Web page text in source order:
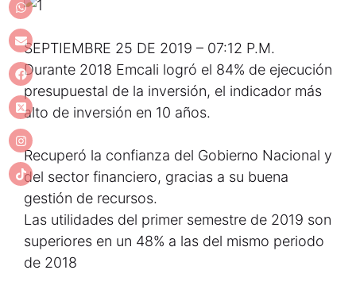
SEPTIEMBRE 25 DE 2019 – 07:12 P.M.
Durante 2018 Emcali logró el 84% de ejecución
presupuestal de la inversión, el indicador más
alto de inversión en 10 años.
Recuperó la confianza del Gobierno Nacional y
del sector financiero, gracias a su buena
gestión de recursos.
Las utilidades del primer semestre de 2019 son
superiores en un 48% a las del mismo periodo
de 2018